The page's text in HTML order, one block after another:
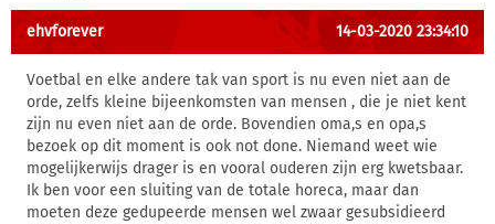
ehvforever 14-03-2020 23:34:10
Voetbal en elke andere tak van sport is nu even niet aan de
orde, zelfs kleine bijeenkomsten van mensen , die je niet kent
zijn nu even niet aan de orde. Bovendien oma,s en opa,s
bezoek op dit moment is ook not done. Niemand weet wie
mogelijkerwijs drager is en vooral ouderen zijn erg kwetsbaar.
Ik ben voor een sluiting van de totale horeca, maar dan
moeten deze gedupeerde mensen wel zwaar gesubsidieerd